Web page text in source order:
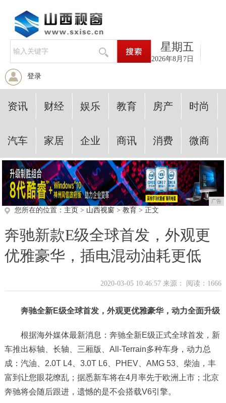
星期五
2026年8月7日
登录
资讯 财经 娱乐 教育 房产 时尚
汽车 家居 企业 商讯 消费 微商
广告
您所在的位置： 主页 > 山西视窗> 教育 > 正文
奔驰新款E级全球首发，外观更
优雅豪华，插电混动油耗更低
2020-03-05 10:46:57 来源： 阅读：1666
奔驰全新E级全球首发，外观更优雅豪华，动力全面升级
根据海外媒体最新消息：奔驰全新E级正式全球首发，新
车推出标轴、长轴、三厢版、All-Terrain多种车身，动力总
成：汽油、2.0T L4、3.0T L6、PHEV、AMG 53、柴油，丰
富到让您眼花缭乱；据悉新车将在4月率先于欧洲上市；北京
奔驰将会随后跟进，遗憾的是不会搭载V6引擎。